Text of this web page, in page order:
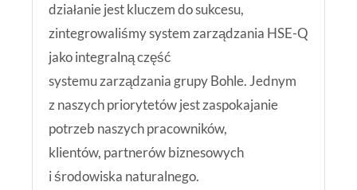
działanie jest kluczem do sukcesu,
zintegrowaliśmy system zarządzania HSE-Q
jako integralną część
systemu zarządzania grupy Bohle. Jednym
z naszych priorytetów jest zaspokajanie
potrzeb naszych pracowników,
klientów, partnerów biznesowych
i środowiska naturalnego.